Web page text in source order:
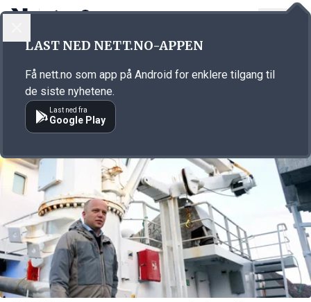
Annonsørinnhold
LAST NED NETT.NO-APPEN
Få nett.no som app på Android for enklere tilgang til
de siste nyhetene.
Last ned fra
Google Play